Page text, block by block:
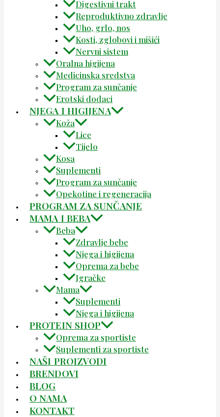
Digestivni trakt
Reproduktivno zdravlje
Uho, grlo, nos
Kosti, zglobovi i mišići
Nervni sistem
Oralna higijena
Medicinska sredstva
Program za sunčanje
Erotski dodaci
NJEGA I HIGIJENA
Koža
Lice
Tijelo
Kosa
Suplementi
Program za sunčanje
Opekotine i regeneracija
PROGRAM ZA SUNČANJE
MAMA I BEBA
Beba
Zdravlje bebe
Njega i higijena
Oprema za bebe
Igračke
Mama
Suplementi
Njega i higijena
PROTEIN SHOP
Oprema za sportiste
Suplementi za sportiste
NAŠI PROIZVODI
BRENDOVI
BLOG
O NAMA
KONTAKT